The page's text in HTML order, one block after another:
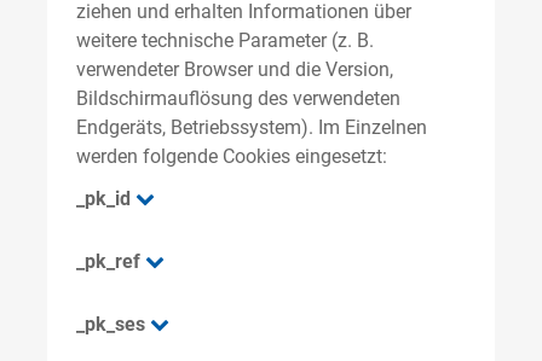
ziehen und erhalten Informationen über
weitere technische Parameter (z. B.
verwendeter Browser und die Version,
Bildschirmauflösung des verwendeten
Endgeräts, Betriebssystem). Im Einzelnen
werden folgende Cookies eingesetzt:
_pk_id
_pk_ref
_pk_ses